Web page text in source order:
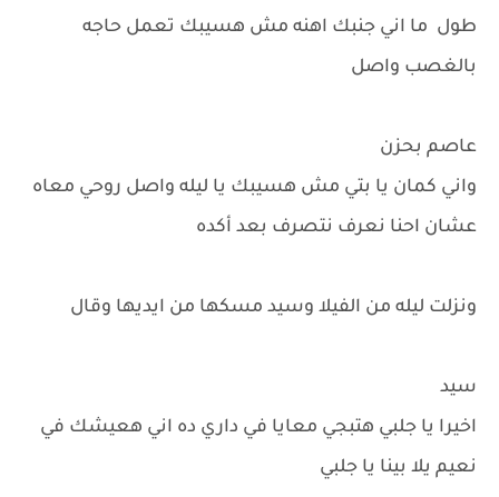
طول ما اني جنبك اهنه مش هسيبك تعمل حاجه
بالغصب واصل
عاصم بحزن
واني كمان يا بتي مش هسيبك يا ليله واصل روحي معاه
عشان احنا نعرف نتصرف بعد أكده
ونزلت ليله من الفيلا وسيد مسكها من ايديها وقال
سيد
اخيرا يا جلبي هتبجي معايا في داري ده اني هعيشك في
نعيم يلا بينا يا جلبي